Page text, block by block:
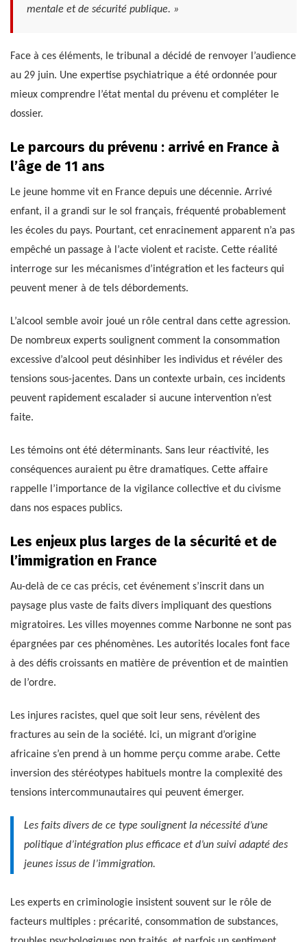
mentale et de sécurité publique. »
Face à ces éléments, le tribunal a décidé de renvoyer l’audience
au 29 juin. Une expertise psychiatrique a été ordonnée pour
mieux comprendre l’état mental du prévenu et compléter le
dossier.
Le parcours du prévenu : arrivé en France à
l’âge de 11 ans
Le jeune homme vit en France depuis une décennie. Arrivé
enfant, il a grandi sur le sol français, fréquenté probablement
les écoles du pays. Pourtant, cet enracinement apparent n’a pas
empêché un passage à l’acte violent et raciste. Cette réalité
interroge sur les mécanismes d’intégration et les facteurs qui
peuvent mener à de tels débordements.
L’alcool semble avoir joué un rôle central dans cette agression.
De nombreux experts soulignent comment la consommation
excessive d’alcool peut désinhiber les individus et révéler des
tensions sous-jacentes. Dans un contexte urbain, ces incidents
peuvent rapidement escalader si aucune intervention n’est
faite.
Les témoins ont été déterminants. Sans leur réactivité, les
conséquences auraient pu être dramatiques. Cette affaire
rappelle l’importance de la vigilance collective et du civisme
dans nos espaces publics.
Les enjeux plus larges de la sécurité et de
l’immigration en France
Au-delà de ce cas précis, cet événement s’inscrit dans un
paysage plus vaste de faits divers impliquant des questions
migratoires. Les villes moyennes comme Narbonne ne sont pas
épargnées par ces phénomènes. Les autorités locales font face
à des défis croissants en matière de prévention et de maintien
de l’ordre.
Les injures racistes, quel que soit leur sens, révèlent des
fractures au sein de la société. Ici, un migrant d’origine
africaine s’en prend à un homme perçu comme arabe. Cette
inversion des stéréotypes habituels montre la complexité des
tensions intercommunautaires qui peuvent émerger.
Les faits divers de ce type soulignent la nécessité d’une
politique d’intégration plus efficace et d’un suivi adapté des
jeunes issus de l’immigration.
Les experts en criminologie insistent souvent sur le rôle de
facteurs multiples : précarité, consommation de substances,